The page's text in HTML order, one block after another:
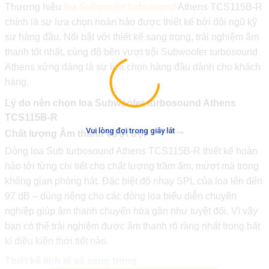
Vui lòng đợi trong giây lát ...
Thương hiệu loa Subwoofer turbosound Athens TCS115B-R
chính là sự lựa chọn hoàn hảo được thiết kế bởi đội ngũ kỹ
sư hàng đầu. Nổi bật với thiết kế sang trọng, trải nghiệm âm
thanh tốt nhất, cùng độ bền vượt trội Subwoofer turbosound
Athens xứng đáng là sự lựa chọn hàng đầu dành cho khách
hàng.
Lý do nên chọn loa Subwoofer turbosound Athens
TCS115B-R
Chất lượng Âm thanh vượt trội
Dòng loa Sub turbosound Athens TCS115B-R thiết kế hoàn
hảo tới từng chi tiết cho chất lượng trầm ấm, mượt mà trong
không gian phòng hát. Đặc biệt độ nhạy SPL của loa lên đến
97 dB – dùng riêng cho các dòng loa biểu diễn chuyên
nghiệp giúp âm thanh chuyển hóa gần như tuyệt đối. Vì vậy
bạn có thể trải nghiệm được âm thanh rõ ràng nhất trong bất
kì điều kiện thời tiết nào.